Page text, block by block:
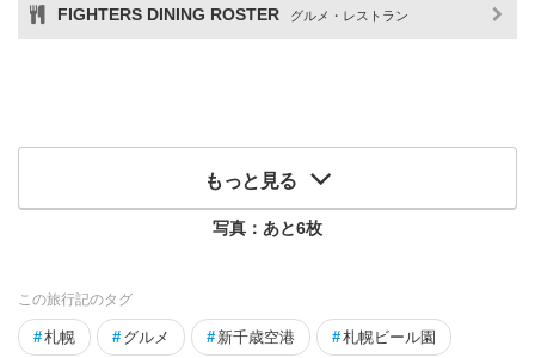
FIGHTERS DINING ROSTER グルメ・レストラン
もっと見る
写真：あと6枚
この旅行記のタグ
#札幌 # グルメ # 新千歳空港 #札幌ビール園